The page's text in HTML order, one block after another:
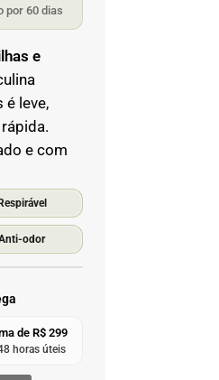
por 60 dias
e
é leve,
e com
Respirável
odor
de R$ 299
horas úteis